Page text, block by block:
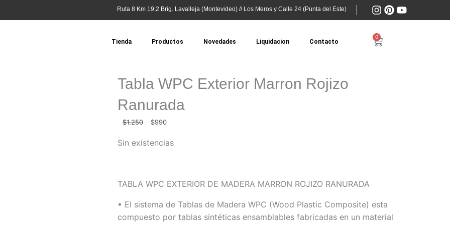
Ruta 8 Km 19,2 Brig. Lavalleja (Montevideo) // Los Meros y Calle 24 (Punta del Este)
I
n
t
a
P
i
Y
o
Tienda Productos Novedades Liquidacion Contacto
0
Cart
Tabla WPC Exterior Marron Rojizo
Ranurada
$1.250
El
original
$990El
actual
Sin existencias
TABLA WPC EXTERIOR DE MADERA MARRON ROJIZO RANURADA
• El sistema de Tablas de Madera WPC (Wood Plastic Composite) esta
compuesto por tablas sintéticas ensamblables fabricadas en un material